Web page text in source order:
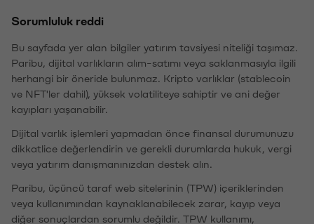
Sorumluluk reddi
Bu sayfada yer alan bilgiler yatırım tavsiyesi niteliği taşımaz.
Paribu, dijital varlıkların alım-satımı veya saklanmasıyla ilgili
herhangi bir öneride bulunmaz. Kripto varlıklar (stablecoin
ve NFT'ler dahil), yüksek volatiliteye sahiptir ve ani değer
kayıpları yaşanabilir.
Dijital varlık işlemleri yapmadan önce finansal durumunuzu
dikkatlice değerlendirin ve gerekli durumlarda hukuk, vergi
veya yatırım danışmanınızdan destek alın.
Paribu, üçüncü taraf web sitelerinin (TPW) içeriklerinden
veya kullanımından kaynaklanabilecek zarar, kayıp veya
diğer sonuçlardan sorumlu değildir. TPW kullanımı,